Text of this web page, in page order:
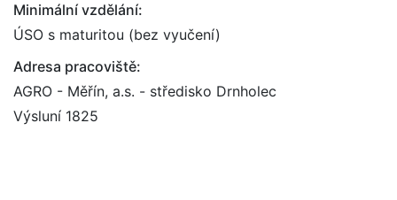
Minimální vzdělání:
ÚSO s maturitou (bez vyučení)
Adresa pracoviště:
AGRO - Měřín, a.s. - středisko Drnholec
Výsluní 1825